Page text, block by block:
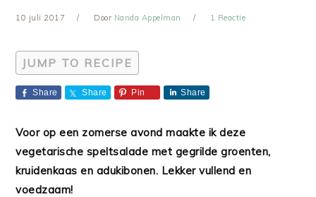
10 juli 2017 Door Nanda Appelman 1 Reactie
JUMP TO RECIPE
Share Share Pin Share
Voor op een zomerse avond maakte ik deze
vegetarische speltsalade met gegrilde groenten,
kruidenkaas en adukibonen. Lekker vullend en
voedzaam!